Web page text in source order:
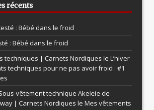
récents
testé : Bébé dans le froid
: Bébé dans le froid
techniques | Carnets Nordiques le L’hiver
techniques pour ne pas avoir froid : #1
vêtement technique Akeleie de
| Carnets Nordiques le Mes vêtements